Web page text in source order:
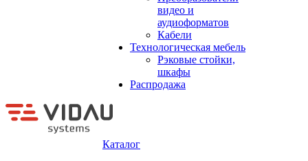
видео и
аудиоформатов
Кабели
Технологическая мебель
Рэковые стойки,
шкафы
Распродажа
Каталог